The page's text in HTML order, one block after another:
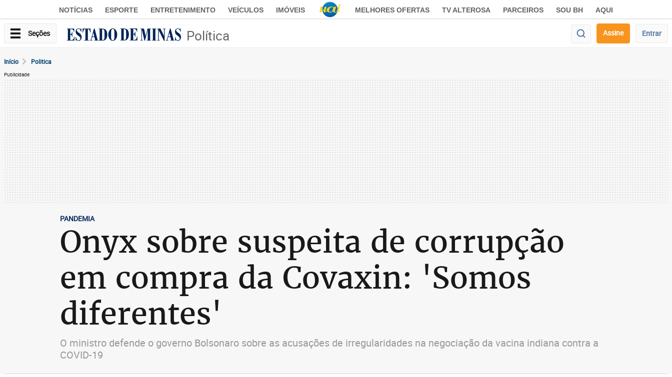
NOTÍCIAS ESPORTE ENTRETENIMENTO VEÍCULOS IMÓVEIS MELHORES OFERTAS TV ALTEROSA PARCEIROS SOU BH AQUI
Seções Política Assine Entrar
Início Politica
Publicidade
PANDEMIA
Onyx sobre suspeita de corrupção
em compra da Covaxin: 'Somos
diferentes'
O ministro defende o governo Bolsonaro sobre as acusações de irregularidades na negociação da vacina indiana contra a
COVID-19